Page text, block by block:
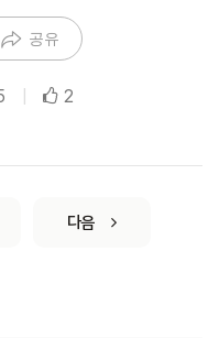
공유
2
다음